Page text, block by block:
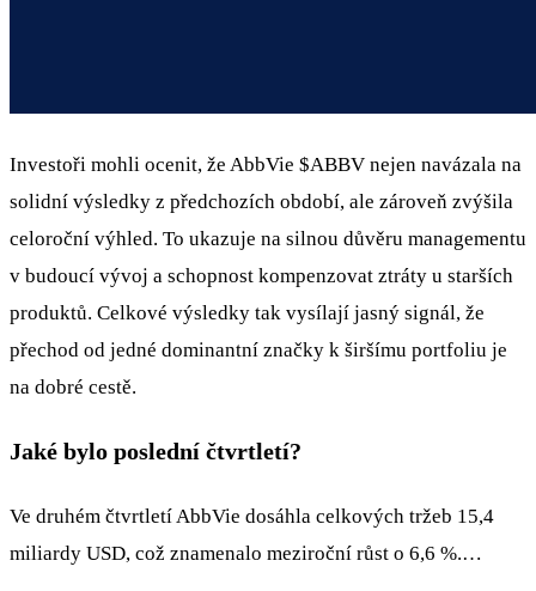
Investoři mohli ocenit, že AbbVie $ABBV nejen navázala na
solidní výsledky z předchozích období, ale zároveň zvýšila
celoroční výhled. To ukazuje na silnou důvěru managementu
v budoucí vývoj a schopnost kompenzovat ztráty u starších
produktů. Celkové výsledky tak vysílají jasný signál, že
přechod od jedné dominantní značky k širšímu portfoliu je
na dobré cestě.
Jaké bylo poslední čtvrtletí?
Ve druhém čtvrtletí AbbVie dosáhla celkových tržeb 15,4
miliardy USD, což znamenalo meziroční růst o 6,6 %.…